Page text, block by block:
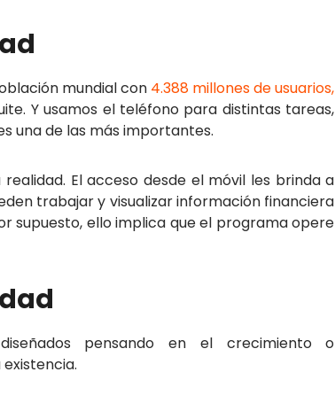
mundial con 4.388 millones de usuarios,
Y usamos el teléfono para distintas tareas,
una de las más importantes.
El acceso desde el móvil les brinda a
trabajar y visualizar información financiera
supuesto, ello implica que el programa opere
pensando en el crecimiento o